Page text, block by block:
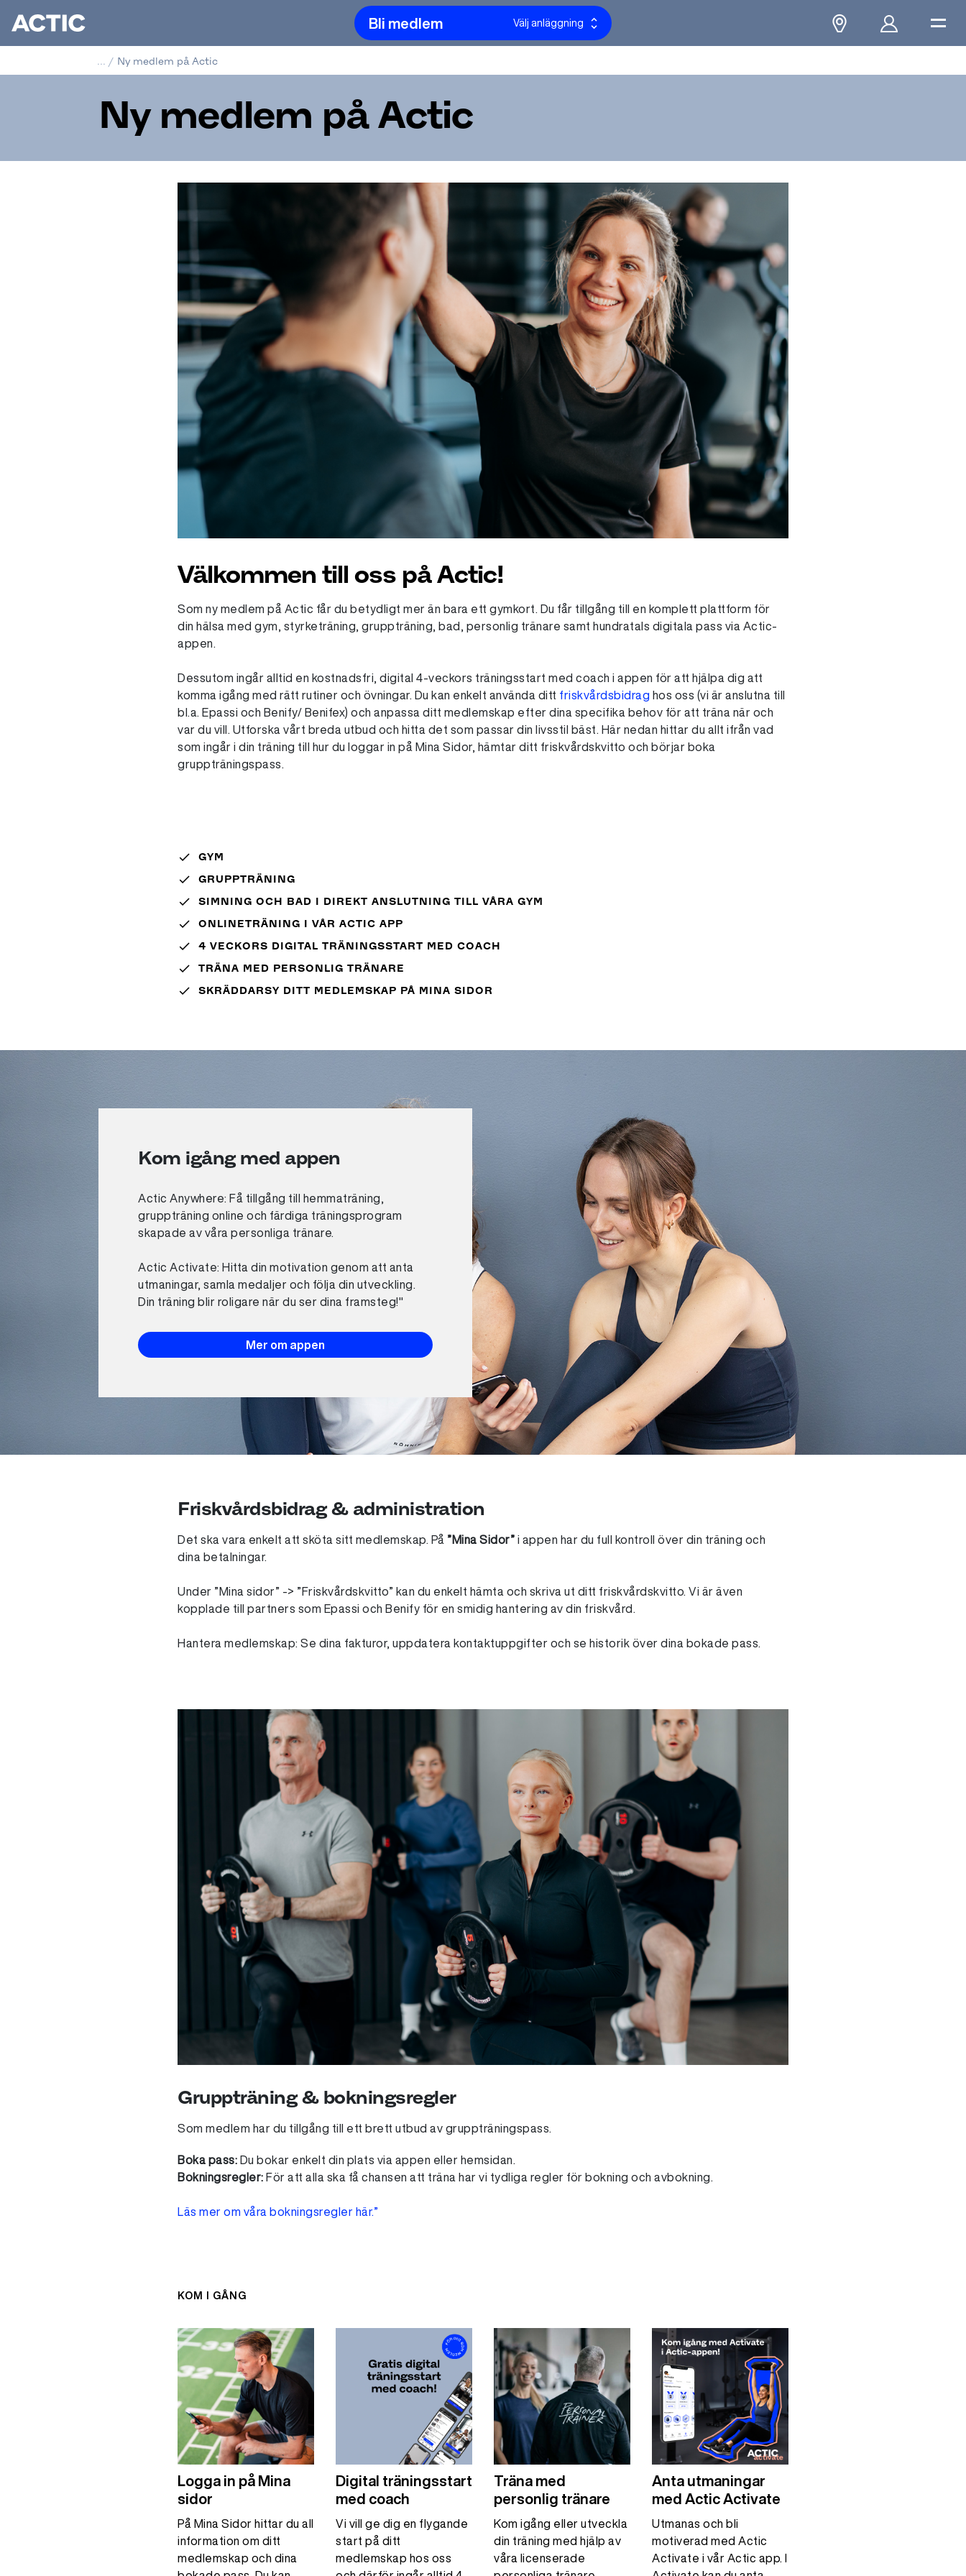
Bli medlem Välj anläggning
... / Ny medlem på Actic
Ny medlem på Actic
Välkommen till oss på Actic!
Som ny medlem på Actic får du betydligt mer än bara ett gymkort. Du får tillgång till en komplett plattform för
din hälsa med gym, styrketräning, gruppträning, bad, personlig tränare samt hundratals digitala pass via Actic-
appen.
Dessutom ingår alltid en kostnadsfri, digital 4-veckors träningsstart med coach i appen för att hjälpa dig att
komma igång med rätt rutiner och övningar. Du kan enkelt använda ditt friskvårdsbidrag hos oss (vi är anslutna till
bl.a. Epassi och Benify/ Benifex) och anpassa ditt medlemskap efter dina specifika behov för att träna när och
var du vill. Utforska vårt breda utbud och hitta det som passar din livsstil bäst. Här nedan hittar du allt ifrån vad
som ingår i din träning till hur du loggar in på Mina Sidor, hämtar ditt friskvårdskvitto och börjar boka
gruppträningspass.
done GYM
done GRUPPTRÄNING
done SIMNING OCH BAD I DIREKT ANSLUTNING TILL VÅRA GYM
done ONLINETRÄNING I VÅR ACTIC APP
done 4 VECKORS DIGITAL TRÄNINGSSTART MED COACH
done TRÄNA MED PERSONLIG TRÄNARE
done SKRÄDDARSY DITT MEDLEMSKAP PÅ MINA SIDOR
Kom igång med appen
Actic Anywhere: Få tillgång till hemmaträning,
gruppträning online och färdiga träningsprogram
skapade av våra personliga tränare.
Actic Activate: Hitta din motivation genom att anta
utmaningar, samla medaljer och följa din utveckling.
Din träning blir roligare när du ser dina framsteg!"
Mer om appen
Friskvårdsbidrag & administration
Det ska vara enkelt att sköta sitt medlemskap. På ”Mina Sidor” i appen har du full kontroll över din träning och
dina betalningar.
Under ”Mina sidor” -> ”Friskvårdskvitto” kan du enkelt hämta och skriva ut ditt friskvårdskvitto. Vi är även
kopplade till partners som Epassi och Benify för en smidig hantering av din friskvård.
Hantera medlemskap: Se dina fakturor, uppdatera kontaktuppgifter och se historik över dina bokade pass.
Gruppträning & bokningsregler
Som medlem har du tillgång till ett brett utbud av gruppträningspass.
Boka pass: Du bokar enkelt din plats via appen eller hemsidan.
Bokningsregler: För att alla ska få chansen att träna har vi tydliga regler för bokning och avbokning.
Läs mer om våra bokningsregler här.”
KOM I GÅNG
Logga in på Mina
sidor
På Mina Sidor hittar du all
information om ditt
medlemskap och dina
Digital träningsstart
med coach
Vi vill ge dig en flygande
start på ditt
medlemskap hos oss
Träna med
personlig tränare
Kom igång eller utveckla
din träning med hjälp av
våra licenserade
Anta utmaningar
med Actic Activate
Utmanas och bli
motiverad med Actic
Activate i vår Actic app. I